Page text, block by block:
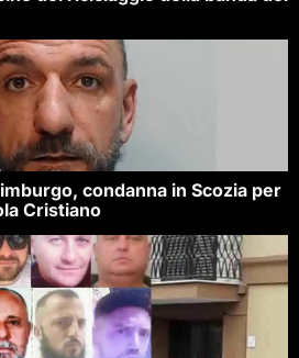
condanna in Scozia per
Cristiano